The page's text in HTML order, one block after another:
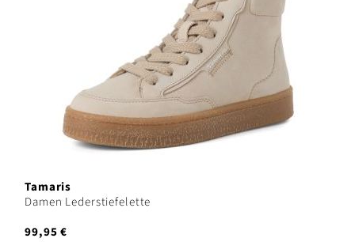
Tamaris
Damen Lederstiefelette
99,95 €